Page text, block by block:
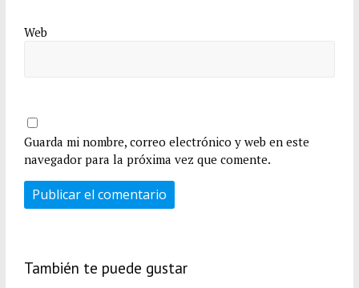
Web
Guarda mi nombre, correo electrónico y web en este
navegador para la próxima vez que comente.
También te puede gustar